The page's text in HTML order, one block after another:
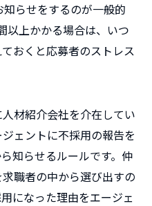
らせをするのが一般的
以上かかる場合は、いつ
おくと応募者のストレス
材紹介会社を介在してい
ェントに不採用の報告を
知らせるルールです。仲
職者の中から選び出すの
になった理由をエージェ